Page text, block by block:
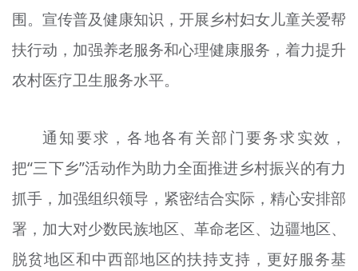
围。宣传普及健康知识，开展乡村妇女儿童关爱帮
扶行动，加强养老服务和心理健康服务，着力提升
农村医疗卫生服务水平。
通知要求，各地各有关部门要务求实效，
把“三下乡”活动作为助力全面推进乡村振兴的有力
抓手，加强组织领导，紧密结合实际，精心安排部
署，加大对少数民族地区、革命老区、边疆地区、
脱贫地区和中西部地区的扶持支持，更好服务基